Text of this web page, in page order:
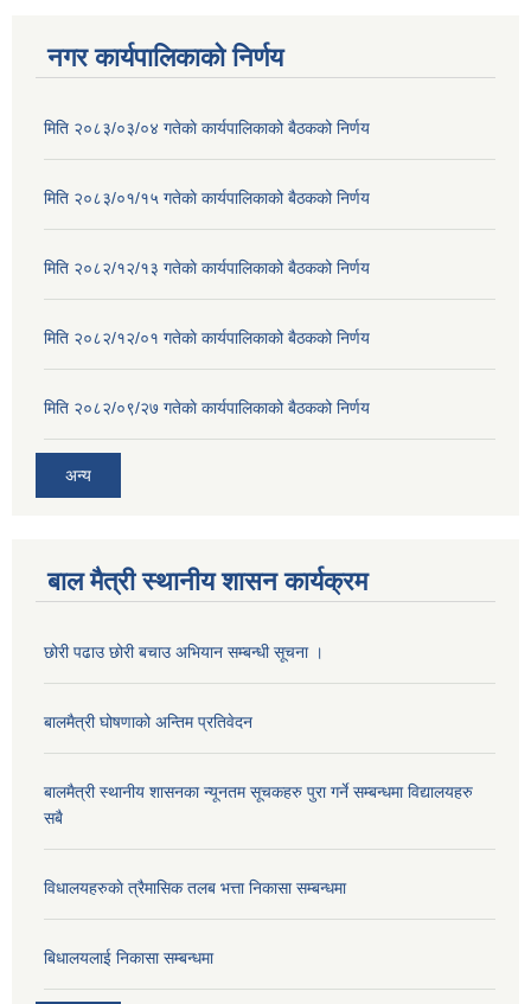
नगर कार्यपालिकाको निर्णय
मिति २०८३/०३/०४ गतेकाे कार्यपालिकाको बैठकको निर्णय
मिति २०८३/०१/१५ गतेकाे कार्यपालिकाको बैठकको निर्णय
मिति २०८२/१२/१३ गतेकाे कार्यपालिकाको बैठकको निर्णय
मिति २०८२/१२/०१ गतेकाे कार्यपालिकाको बैठकको निर्णय
मिति २०८२/०९/२७ गतेकाे कार्यपालिकाको बैठकको निर्णय
अन्य
बाल मैत्री स्थानीय शासन कार्यक्रम
छोरी पढाउ छोरी बचाउ अभियान सम्बन्धी सूचना ।
बालमैत्री घोषणाको अन्तिम प्रतिवेदन
बालमैत्री स्थानीय शासनका न्यूनतम सूचकहरु पुरा गर्ने सम्बन्धमा विद्यालयहरु
सबै
विधालयहरुकाे त्रैमासिक तलब भत्ता निकासा सम्बन्धमा
बिधालयलाई निकासा सम्बन्धमा